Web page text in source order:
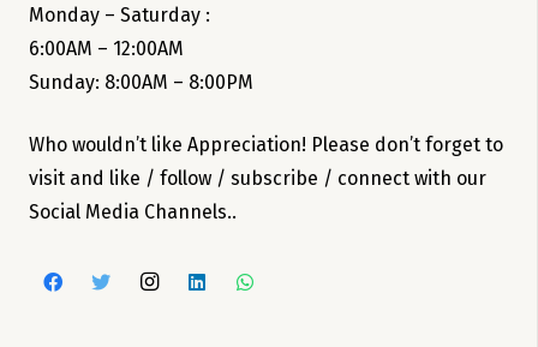
Monday – Saturday :
6:00AM – 12:00AM
Sunday: 8:00AM – 8:00PM
Who wouldn’t like Appreciation! Please don’t forget to
visit and like / follow / subscribe / connect with our
Social Media Channels..